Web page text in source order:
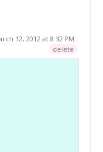
12, 2012 at 8:32 PM
delete